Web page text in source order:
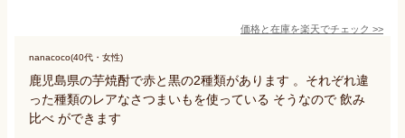
価格と在庫を楽天でチェック >>
nanacoco(40代・女性)
鹿児島県の芋焼酎で赤と黒の2種類があります 。それぞれ違
った種類のレアなさつまいもを使っている そうなので 飲み
比べ ができます